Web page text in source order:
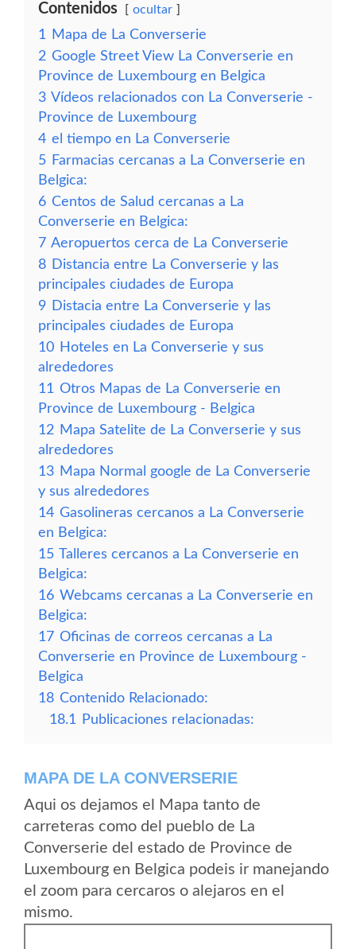
Contenidos ocultar
1
Mapa de La Converserie
2 Google Street View La Converserie en
Province de Luxembourg en Belgica
3 Vídeos relacionados con La Converserie -
Province de Luxembourg
4 el tiempo en La Converserie
5 Farmacias cercanas a La Converserie en
Belgica:
6 Centos de Salud cercanas a La
Converserie en Belgica:
7 Aeropuertos cerca de La Converserie
8 Distancia entre La Converserie y las
principales ciudades de Europa
9 Distacia entre La Converserie y las
principales ciudades de Europa
10 Hoteles en La Converserie y sus
alrededores
11 Otros Mapas de La Converserie en
Province de Luxembourg - Belgica
12 Mapa Satelite de La Converserie y sus
alrededores
13 Mapa Normal google de La Converserie
y sus alrededores
14 Gasolineras cercanos a La Converserie
en Belgica:
15 Talleres cercanos a La Converserie en
Belgica:
16 Webcams cercanas a La Converserie en
Belgica:
17 Oficinas de correos cercanas a La
Converserie en Province de Luxembourg -
Belgica
18 Contenido Relacionado:
18.1
Publicaciones relacionadas:
MAPA DE LA CONVERSERIE
Aqui os dejamos el Mapa tanto de
carreteras como del pueblo de La
Converserie del estado de Province de
Luxembourg en Belgica podeis ir manejando
el zoom para cercaros o alejaros en el
mismo.